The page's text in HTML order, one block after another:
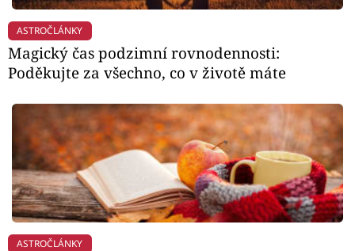
ASTROČLÁNKY
Magický čas podzimní rovnodennosti:
Poděkujte za všechno, co v životě máte
ASTROČLÁNKY